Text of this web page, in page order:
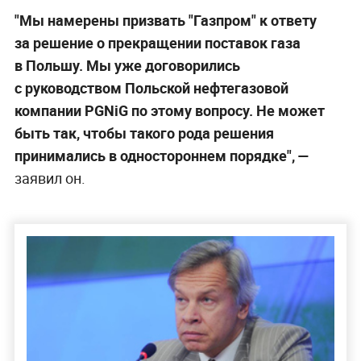
"Мы намерены призвать "Газпром" к ответу
за решение о прекращении поставок газа
в Польшу. Мы уже договорились
с руководством Польской нефтегазовой
компании PGNiG по этому вопросу. Не может
быть так, чтобы такого рода решения
принимались в одностороннем порядке", —
заявил он.